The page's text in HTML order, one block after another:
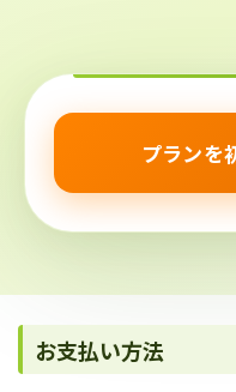
プランを
お支払い方法